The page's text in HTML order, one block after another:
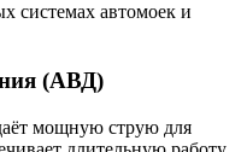
системах автомоек и
(АВД)
мощную струю для